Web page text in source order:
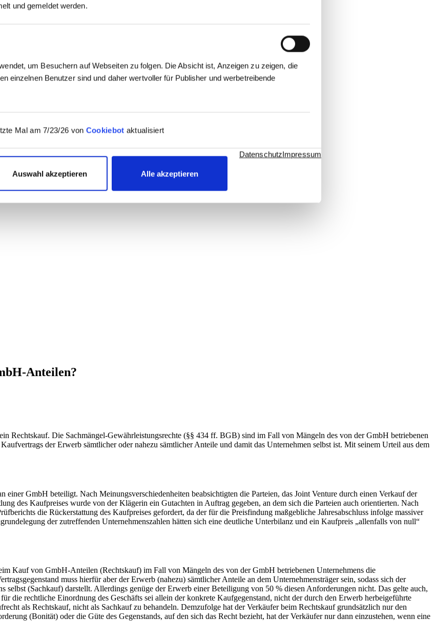
und gemeldet werden.
um Besuchern auf Webseiten zu folgen. Die Absicht ist, Anzeigen zu zeigen, die
einzelnen Benutzer sind und daher wertvoller für Publisher und werbetreibende
Mal am 7/23/26 von Cookiebot aktualisiert
Auswahl akzeptieren Alle akzeptieren
DatenschutzImpressum
Anteilen?
Rechtskauf. Die Sachmängel-Gewährleistungsrechte (§§ 434 ff. BGB) sind im Fall von Mängeln des von der GmbH betriebenen
der Erwerb sämtlicher oder nahezu sämtlicher Anteile und damit das Unternehmen selbst ist. Mit seinem Urteil aus dem
GmbH beteiligt. Nach Meinungsverschiedenheiten beabsichtigten die Parteien, das Joint Venture durch einen Verkauf der
des Kaufpreises wurde von der Klägerin ein Gutachten in Auftrag gegeben, an dem sich die Parteien auch orientierten. Nach
die Rückerstattung des Kaufpreises gefordert, da der für die Preisfindung maßgebliche Jahresabschluss infolge massiver
der zutreffenden Unternehmenszahlen hätten sich eine deutliche Unterbilanz und ein Kaufpreis „allenfalls von null“
Kauf von GmbH-Anteilen (Rechtskauf) im Fall von Mängeln des von der GmbH betriebenen Unternehmens die
muss hierfür aber der Erwerb (nahezu) sämtlicher Anteile an dem Unternehmensträger sein, sodass sich der
(Sachkauf) darstellt. Allerdings genüge der Erwerb einer Beteiligung von 50 % diesen Anforderungen nicht. Das gelte auch,
die rechtliche Einordnung des Geschäfts sei allein der konkrete Kaufgegenstand, nicht der durch den Erwerb herbeigeführte
als Rechtskauf, nicht als Sachkauf zu behandeln. Demzufolge hat der Verkäufer beim Rechtskauf grundsätzlich nur den
(Bonität) oder die Güte des Gegenstands, auf den sich das Recht bezieht, hat der Verkäufer nur dann einzustehen, wenn eine